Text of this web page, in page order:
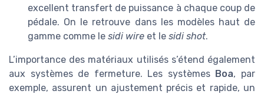
excellent transfert de puissance à chaque coup de
pédale. On le retrouve dans les modèles haut de
gamme comme le sidi wire et le sidi shot.
L’importance des matériaux utilisés s’étend également
aux systèmes de fermeture. Les systèmes Boa, par
exemple, assurent un ajustement précis et rapide, un